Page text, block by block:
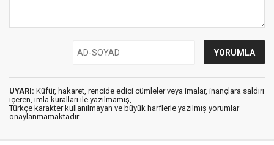
UYARI: Küfür, hakaret, rencide edici cümleler veya imalar, inançlara saldırı
içeren, imla kuralları ile yazılmamış,
Türkçe karakter kullanılmayan ve büyük harflerle yazılmış yorumlar
onaylanmamaktadır.